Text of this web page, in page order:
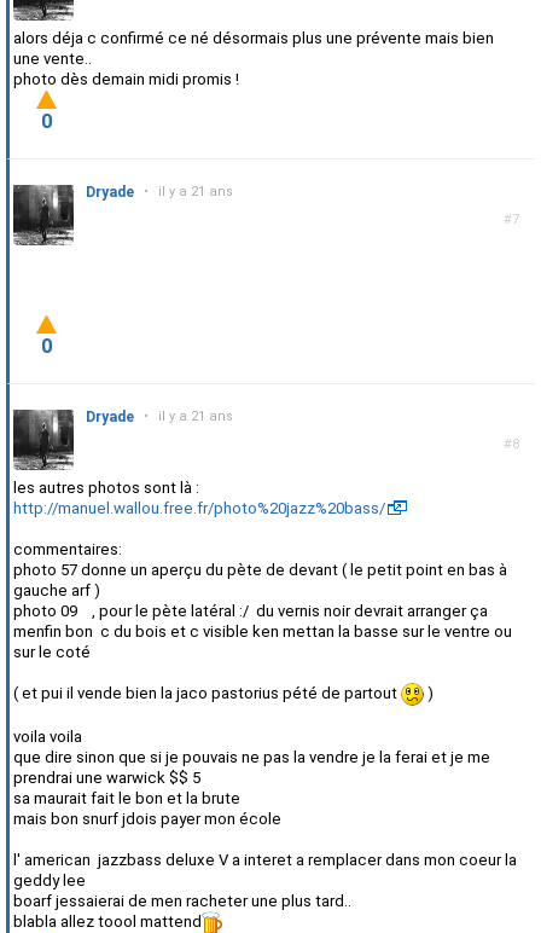
alors déja c confirmé ce né désormais plus une prévente mais bien
une vente..
photo dès demain midi promis !
0
#7
Dryade • il y a 21 ans
0
#8
Dryade • il y a 21 ans
les autres photos sont là :
http://manuel.wallou.free.fr/photo%20jazz%20bass/
commentaires:
photo 57 donne un aperçu du pète de devant ( le petit point en bas à
gauche arf )
photo 09 , pour le pète latéral :/ du vernis noir devrait arranger ça
menfin bon c du bois et c visible ken mettan la basse sur le ventre ou
sur le coté
( et pui il vende bien la jaco pastorius pété de partout )
voila voila
que dire sinon que si je pouvais ne pas la vendre je la ferai et je me
prendrai une warwick $$ 5
sa maurait fait le bon et la brute
mais bon snurf jdois payer mon école
l' american jazzbass deluxe V a interet a remplacer dans mon coeur la
geddy lee
boarf jessaierai de men racheter une plus tard..
blabla allez toool mattend